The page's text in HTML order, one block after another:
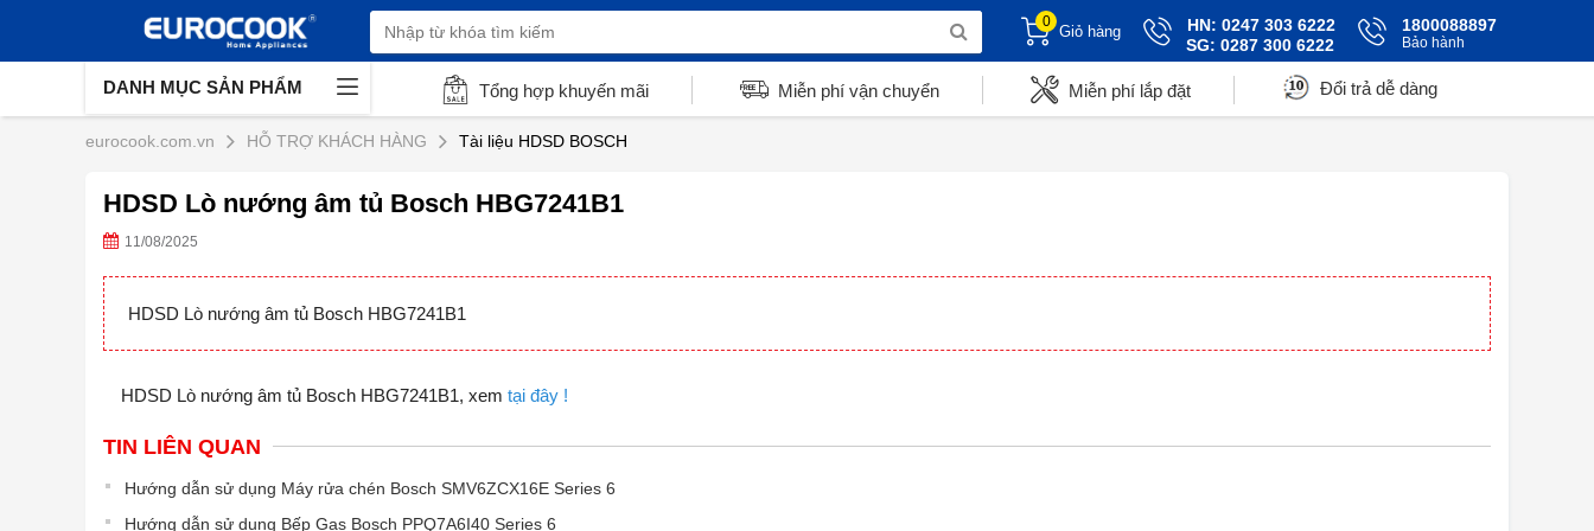
0
Giỏ hàng
HN: 0247 303 6222
SG: 0287 300 6222
1800088897
Bảo hành
DANH MỤC SẢN PHẨM Tổng hợp khuyến mãi Miễn phí vận chuyển Miễn phí lắp đặt Đổi trả dễ dàng
eurocook.com.vn HỖ TRỢ KHÁCH HÀNG Tài liệu HDSD BOSCH
HDSD Lò nướng âm tủ Bosch HBG7241B1
11/08/2025
HDSD Lò nướng âm tủ Bosch HBG7241B1
HDSD Lò nướng âm tủ Bosch HBG7241B1, xem tại đây !
TIN LIÊN QUAN
Hướng dẫn sử dụng Máy rửa chén Bosch SMV6ZCX16E Series 6
Hướng dẫn sử dụng Bếp Gas Bosch PPQ7A6I40 Series 6